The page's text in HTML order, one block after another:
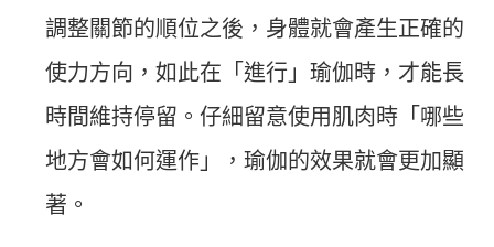
調整關節的順位之後，身體就會產生正確的
使力方向，如此在「進行」瑜伽時，才能長
時間維持停留。仔細留意使用肌肉時「哪些
地方會如何運作」，瑜伽的效果就會更加顯
著。